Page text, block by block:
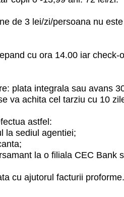
de 3 lei/zi/persoana nu
cu ora 14.00 iar check-
plata integrala sau avans
va achita cel tarziu cu 10
astfel:
la sediul agentiei;
la o filiala CEC Bank
cu ajutorul facturii proforme.